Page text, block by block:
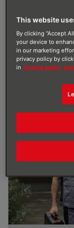
BRÖTJE bzw.
Energiesparen
Rechner. Wenn
geht, stehen
Verfügung.
This website
By clicking “Accept
your device to
in our marketing
privacy policy by
in Cookie policy